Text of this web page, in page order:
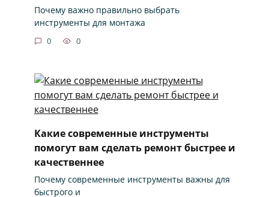
Почему важно правильно выбрать
инструменты для монтажа
0 0
Какие современные инструменты
помогут вам сделать ремонт быстрее и
качественнее
Почему современные инструменты важны для
быстрого и